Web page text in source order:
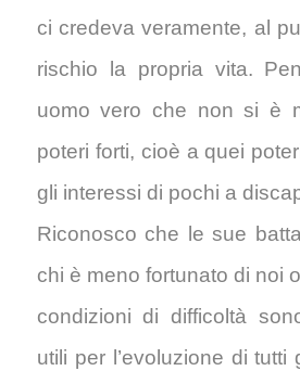
ci credeva veramente, al
rischio la propria vita.
uomo vero che non si è
poteri forti, cioè a quei
gli interessi di pochi a
Riconosco che le sue
chi è meno fortunato di noi
condizioni di difficoltà
utili per l’evoluzione di tutti